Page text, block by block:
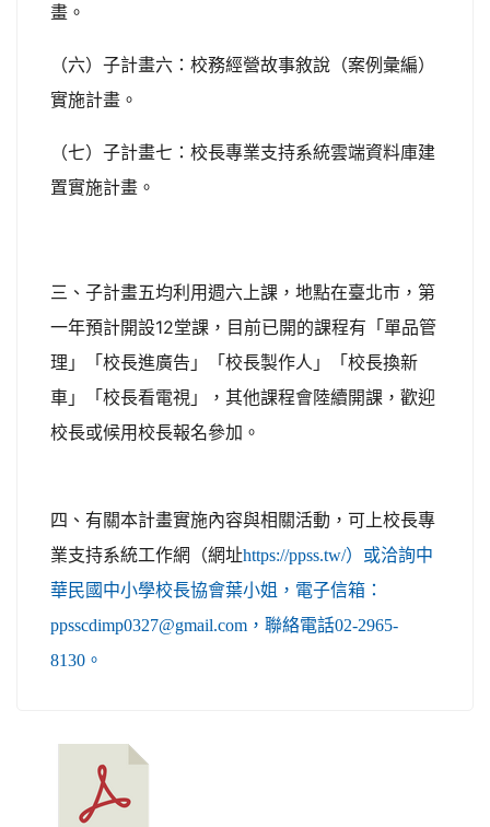
畫。
（六）子計畫六：校務經營故事敘說（案例彙編）
實施計畫。
（七）子計畫七：校長專業支持系統雲端資料庫建
置實施計畫。
三、子計畫五均利用週六上課，地點在臺北市，第
一年預計開設12堂課，目前已開的課程有「單品管
理」「校長進廣告」「校長製作人」「校長換新
車」「校長看電視」，其他課程會陸續開課，歡迎
校長或候用校長報名參加。
四、有關本計畫實施內容與相關活動，可上校長專
業支持系統工作網（網址https://ppss.tw/）或洽詢中
華民國中小學校長協會葉小姐，電子信箱：
ppsscdimp0327@gmail.com，聯絡電話02-2965-
8130。